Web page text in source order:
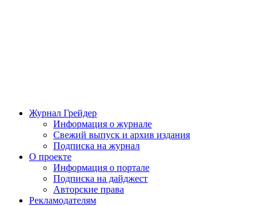
Журнал Грейдер
Информация о журнале
Свежий выпуск и архив издания
Подписка на журнал
О проекте
Информация о портале
Подписка на дайджест
Авторские права
Рекламодателям